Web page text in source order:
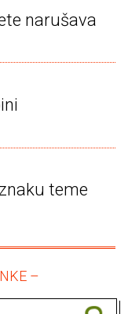
narušava
teme
–